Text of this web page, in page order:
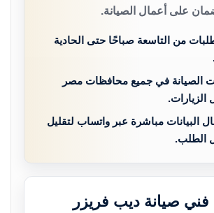
على أعمال الصيانة.
من التاسعة صباحًا حتى الحادية
الصيانة في جميع محافظات مصر
البيانات مباشرة عبر واتساب لتقليل
الطلب.
فني صيانة ديب فريزر